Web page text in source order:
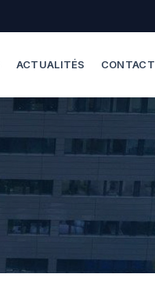
ACTUALITÉS CONTACT